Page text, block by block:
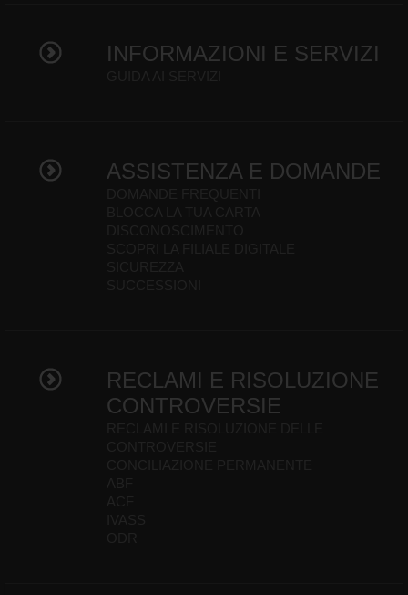
INFORMAZIONI E SERVIZI
ASSISTENZA E DOMANDE
RECLAMI E RISOLUZIONE
CONTROVERSIE